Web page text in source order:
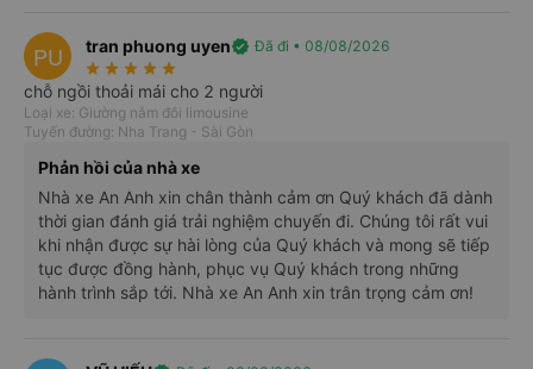
Chọn khoảng giờ đi mong muốn
Cả ngày
4h 6h 12h 22h
+12
Limousine 24 Phòng Đôi
place Điểm đón trả Xem tất cả chuyến
Hồ Chí Minh Phan Rang-Tháp Chàm - Ninh Thuận
Từ 5h đến 14h expand_more
1 giờ/chuyến từ 8h15 đến 9h16
PU tran phuong uyenverified Đã đi • 08/08/2026
star_rate star_rate star_rate star_rate star_rate
chỗ ngồi thoải mái cho 2 người
Loại xe: Giường nằm đôi limousine
Tuyến đường: Nha Trang - Sài Gòn
Phản hồi của nhà xe
Nhà xe An Anh xin chân thành cảm ơn Quý khách đã dành
thời gian đánh giá trải nghiệm chuyến đi. Chúng tôi rất vui
khi nhận được sự hài lòng của Quý khách và mong sẽ tiếp
tục được đồng hành, phục vụ Quý khách trong những
hành trình sắp tới. Nhà xe An Anh xin trân trọng cảm ơn!